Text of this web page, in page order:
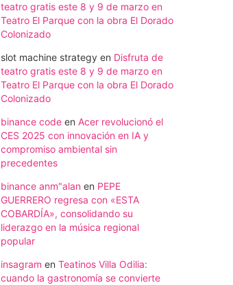
teatro gratis este 8 y 9 de marzo en
Teatro El Parque con la obra El Dorado
Colonizado
slot machine strategy en Disfruta de
teatro gratis este 8 y 9 de marzo en
Teatro El Parque con la obra El Dorado
Colonizado
binance code en Acer revolucionó el
CES 2025 con innovación en IA y
compromiso ambiental sin
precedentes
binance anm"alan en PEPE
GUERRERO regresa con «ESTA
COBARDÍA», consolidando su
liderazgo en la música regional
popular
insagram en Teatinos Villa Odilia:
cuando la gastronomía se convierte